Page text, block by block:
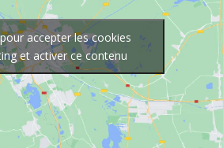
accepter les cookies
et activer ce contenu